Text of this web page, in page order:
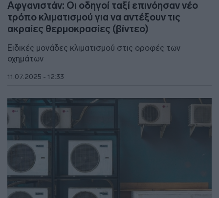
Αφγανιστάν: Οι οδηγοί ταξί επινόησαν νέο
τρόπο κλιματισμού για να αντέξουν τις
ακραίες θερμοκρασίες (βίντεο)
Ειδικές μονάδες κλιματισμού στις οροφές των
οχημάτων
11.07.2025 - 12:33